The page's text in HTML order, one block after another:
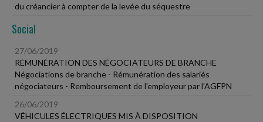
du créancier à compter de la levée du séquestre
Social
27/06/2019
RÉMUNÉRATION DES NÉGOCIATEURS DE BRANCHE
Négociations de branche - Rémunération des salariés
négociateurs - Remboursement de l'employeur par l'AGFPN
26/06/2019
VÉHICULES ÉLECTRIQUES MIS À DISPOSITION